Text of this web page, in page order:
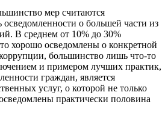
мер считаются
о большей части из
В среднем от 10% до 30%
хорошо осведомлены о конкретной
большинство лишь что-то
и примером лучших практик,
граждан, является
услуг, о которой не только
практически половина